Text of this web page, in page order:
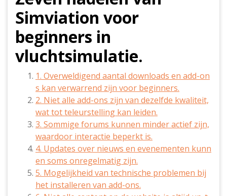
Simviation voor
beginners in
vluchtsimulatie.
1. Overweldigend aantal downloads en add-on
s kan verwarrend zijn voor beginners.
2. Niet alle add-ons zijn van dezelfde kwaliteit,
wat tot teleurstelling kan leiden.
3. Sommige forums kunnen minder actief zijn,
waardoor interactie beperkt is.
4. Updates over nieuws en evenementen kunn
en soms onregelmatig zijn.
5. Mogelijkheid van technische problemen bij
het installeren van add-ons.